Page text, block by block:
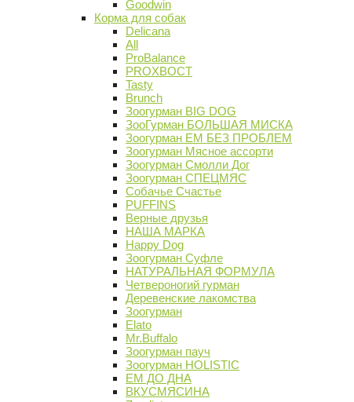
Goodwin
Корма для собак
Delicana
All
ProBalance
PROХВОСТ
Tasty
Brunch
Зоогурман BIG DOG
ЗооГурман БОЛЬШАЯ МИСКА
Зоогурман ЕМ БЕЗ ПРОБЛЕМ
Зоогурман Мясное ассорти
Зоогурман Смолли Дог
Зоогурман СПЕЦМЯС
Собачье Счастье
PUFFINS
Верные друзья
НАША МАРКА
Happy Dog
Зоогурман Суфле
НАТУРАЛЬНАЯ ФОРМУЛА
Четвероногий гурман
Деревенские лакомства
Зоогурман
Elato
Mr.Buffalo
Зоогурман пауч
Зоогурман HOLISTIC
ЕМ ДО ДНА
ВКУСМЯСИНА